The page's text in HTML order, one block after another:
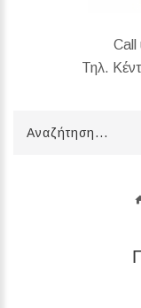
Call
Τηλ.